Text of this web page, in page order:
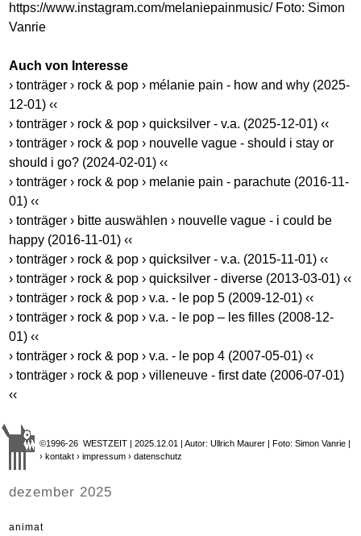
https://www.instagram.com/melaniepainmusic/ Foto: Simon
Vanrie
Auch von Interesse
› tonträger › rock & pop › mélanie pain - how and why (2025-
12-01) ‹‹
› tonträger › rock & pop › quicksilver - v.a. (2025-12-01) ‹‹
› tonträger › rock & pop › nouvelle vague - should i stay or
should i go? (2024-02-01) ‹‹
› tonträger › rock & pop › melanie pain - parachute (2016-11-
01) ‹‹
› tonträger › bitte auswählen › nouvelle vague - i could be
happy (2016-11-01) ‹‹
› tonträger › rock & pop › quicksilver - v.a. (2015-11-01) ‹‹
› tonträger › rock & pop › quicksilver - diverse (2013-03-01) ‹‹
› tonträger › rock & pop › v.a. - le pop 5 (2009-12-01) ‹‹
› tonträger › rock & pop › v.a. - le pop – les filles (2008-12-
01) ‹‹
› tonträger › rock & pop › v.a. - le pop 4 (2007-05-01) ‹‹
› tonträger › rock & pop › villeneuve - first date (2006-07-01)
‹‹
©1996-26 WESTZEIT | 2025.12.01 | Autor: Ullrich Maurer | Foto: Simon Vanrie |
› kontakt › impressum › datenschutz
dezember 2025
animat